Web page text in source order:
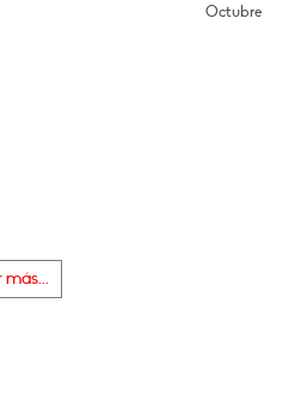
más...
Octubre